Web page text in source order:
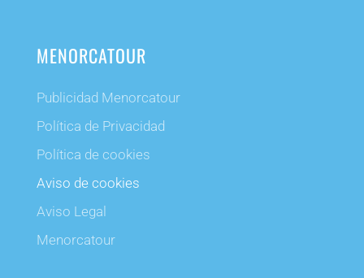
MENORCATOUR
Publicidad Menorcatour
Política de Privacidad
Política de cookies
Aviso de cookies
Aviso Legal
Menorcatour